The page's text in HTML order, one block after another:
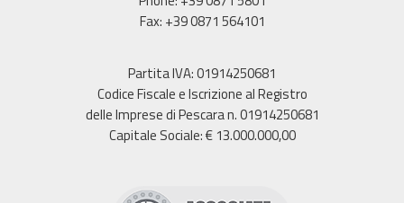
Fax: +39 0871 564101
Partita IVA: 01914250681
Codice Fiscale e Iscrizione al Registro
delle Imprese di Pescara n. 01914250681
Capitale Sociale: € 13.000.000,00